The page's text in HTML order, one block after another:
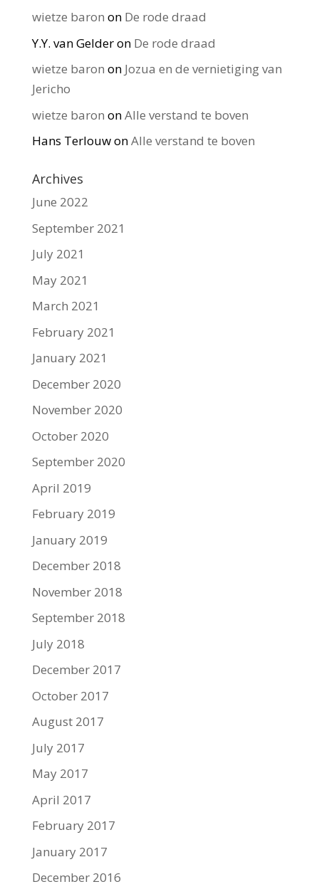
wietze baron on De rode draad
Y.Y. van Gelderon De rode draad
wietze baron on Jozua en de vernietiging van
Jericho
wietze baron onAlle verstand te boven
Hans TerlouwonAlle verstand te boven
Archives
June 2022
September 2021
July 2021
May 2021
March 2021
February 2021
January 2021
December 2020
November 2020
October 2020
September 2020
April 2019
February 2019
January 2019
December 2018
November 2018
September 2018
July 2018
December 2017
October 2017
August 2017
July 2017
May 2017
April 2017
February 2017
January 2017
December 2016